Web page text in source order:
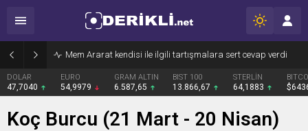
Mem Ararat kendisi ile ilgili tartışmalara sert cevap verdi
DOLAR
47,7040
EURO
54,9979
GRAM ALTIN
6.587,65
BIST 100
13.866,67
STERLİN
64,1883
Koç Burcu (21 Mart - 20 Nisan)